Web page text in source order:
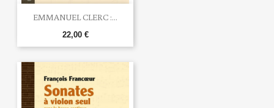
EMMANUEL CLERC :...
22,00 €